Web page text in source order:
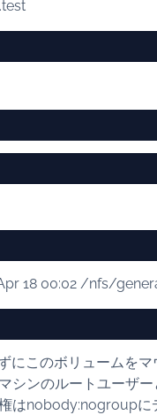
18 00:02 /nfs/
にこのボリュームを
シンのルートユーザ
はnobody:nogroupに